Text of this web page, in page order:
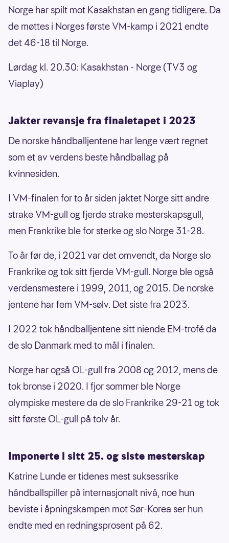
Norge har spilt mot Kasakhstan en gang tidligere. Da
de møttes i Norges første VM-kamp i 2021 endte
det 46-18 til Norge.
Lørdag kl. 20.30: Kasakhstan - Norge (TV3 og
Viaplay)
Jakter revansje fra finaletapet i 2023
De norske håndballjentene har lenge vært regnet
som et av verdens beste håndballag på
kvinnesiden.
I VM-finalen for to år siden jaktet Norge sitt andre
strake VM-gull og fjerde strake mesterskapsgull,
men Frankrike ble for sterke og slo Norge 31-28.
To år før de, i 2021 var det omvendt, da Norge slo
Frankrike og tok sitt fjerde VM-gull. Norge ble også
verdensmestere i 1999, 2011, og 2015. De norske
jentene har fem VM-sølv. Det siste fra 2023.
I 2022 tok håndballjentene sitt niende EM-trofé da
de slo Danmark med to mål i finalen.
Norge har også OL-gull fra 2008 og 2012, mens de
tok bronse i 2020. I fjor sommer ble Norge
olympiske mestere da de slo Frankrike 29-21 og tok
sitt første OL-gull på tolv år.
Imponerte i sitt 25. og siste mesterskap
Katrine Lunde er tidenes mest suksessrike
håndballspiller på internasjonalt nivå, noe hun
beviste i åpningskampen mot Sør-Korea ser hun
endte med en redningsprosent på 62.